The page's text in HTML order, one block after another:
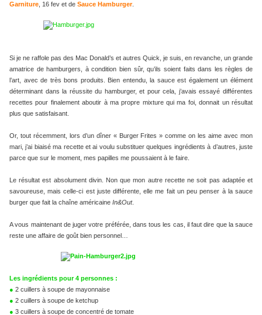
Garniture , 16 fev et de Sauce Hamburger.
Si je ne raffole pas des Mac Donald’s et autres Quick, je suis, en revanche, un grande
amatrice de hamburgers, à condition bien sûr, qu’ils soient faits dans les règles de
l’art, avec de très bons produits. Bien entendu, la sauce est également un élément
déterminant dans la réussite du hamburger, et pour cela, j’avais essayé différentes
recettes pour finalement aboutir à ma propre mixture qui ma foi, donnait un résultat
plus que satisfaisant.
Or, tout récemment, lors d’un dîner « Burger Frites » comme on les aime avec mon
mari, j’ai biaisé ma recette et ai voulu substituer quelques ingrédients à d’autres, juste
parce que sur le moment, mes papilles me poussaient à le faire.
Le résultat est absolument divin. Non que mon autre recette ne soit pas adaptée et
savoureuse, mais celle-ci est juste différente, elle me fait un peu penser à la sauce
burger que fait la chaîne américaine In&Out.
A vous maintenant de juger votre préférée, dans tous les cas, il faut dire que la sauce
reste une affaire de goût bien personnel…
Les ingrédients pour 4 personnes :
● 2 cuillers à soupe de mayonnaise
● 2 cuillers à soupe de ketchup
● 3 cuillers à soupe de concentré de tomate